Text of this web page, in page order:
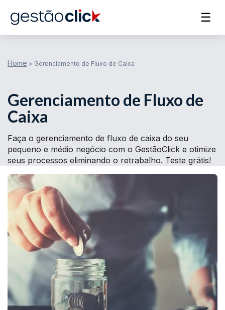
☰
Home > Gerenciamento de Fluxo de Caixa
Gerenciamento de Fluxo de
Caixa
Faça o gerenciamento de fluxo de caixa do seu
pequeno e médio negócio com o GestãoClick e otimize
seus processos eliminando o retrabalho. Teste grátis!